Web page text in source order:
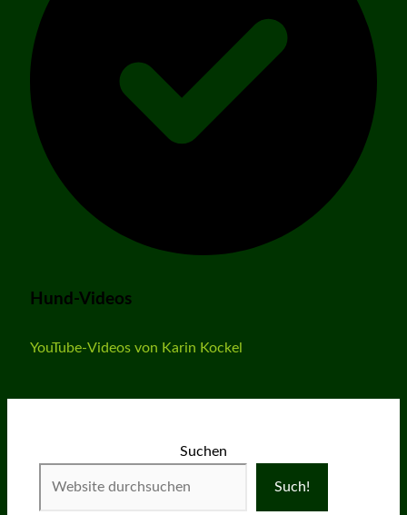
Hund-Videos
YouTube-Videos von Karin Kockel
Suchen
Such!